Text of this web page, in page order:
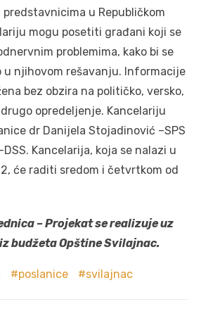
u Republičkom
mogu posetiti građani koji se
problemima, kako bi se
u njihovom rešavanju. Informacije
bez obzira na političko, versko,
opredeljenje. Kancelariju
dr Danijela Stojadinović –SPS
Kancelarija, koja se nalazi u
će raditi sredom i četvrtkom od
– Projekat se realizuje uz
budžeta Opštine Svilajnac.
poslanice svilajnac